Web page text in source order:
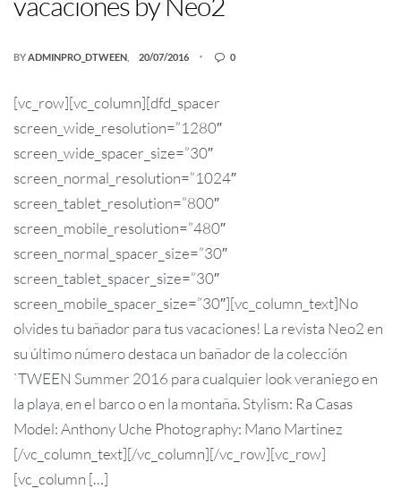
BYADMINPRO_DTWEEN 20/07/2016 0
[vc_row][vc_column][dfd_spacer
screen_wide_resolution=”1280″
screen_wide_spacer_size=”30″
screen_normal_resolution=”1024″
screen_tablet_resolution=”800″
screen_mobile_resolution=”480″
screen_normal_spacer_size=”30″
screen_tablet_spacer_size=”30″
screen_mobile_spacer_size=”30″][vc_column_text]No
olvides tu bañador para tus vacaciones! La revista Neo2 en
su último número destaca un bañador de la colección
`TWEEN Summer 2016 para cualquier look veraniego en
la playa, en el barco o en la montaña. Stylism: Ra Casas
Model: Anthony Uche Photography: Mano Martinez
[/vc_column_text][/vc_column][/vc_row][vc_row]
[vc_column […]